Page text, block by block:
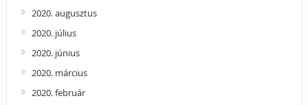
2020. augusztus
2020. július
2020. június
2020. március
2020. február